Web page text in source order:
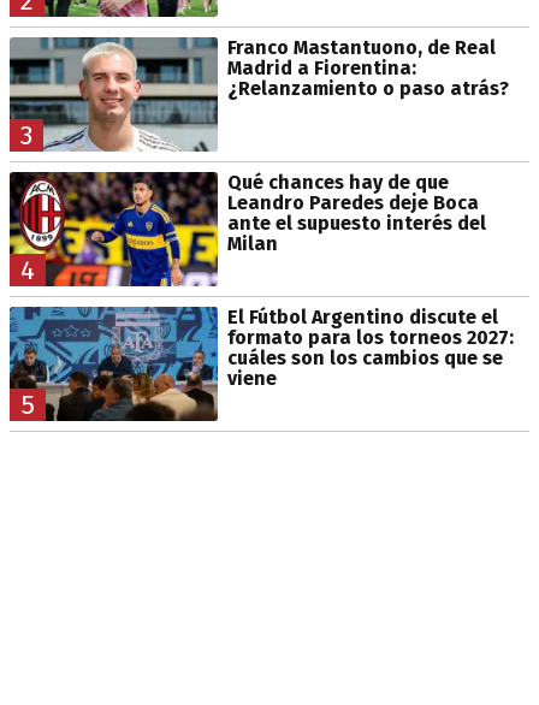
3
Franco Mastantuono, de Real
Madrid a Fiorentina:
¿Relanzamiento o paso atrás?
4
Qué chances hay de que
Leandro Paredes deje Boca
ante el supuesto interés del
Milan
5
El Fútbol Argentino discute el
formato para los torneos 2027:
cuáles son los cambios que se
viene